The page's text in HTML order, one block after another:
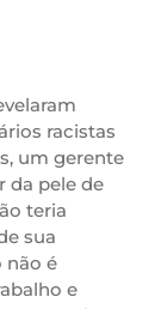
racistas
um gerente
da pele de
teria
sua
não é
e